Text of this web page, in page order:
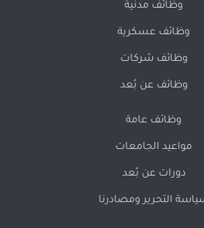
وظائف مدنية
وظائف عسكرية
وظائف شركات
وظائف عن بُعد
وظائف عامة
مواعيد الجامعات
دورات عن بُعد
التحرير ومصادرنا